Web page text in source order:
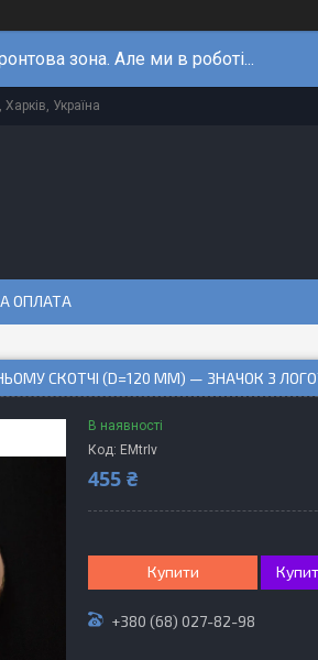
зона. Але ми в роботі...
Україна
ОПЛАТА
СКОТЧІ (D=120 ММ) — ЗНАЧОК З
В наявності
Код: EMtrIv
455 ₴
Купити
+380 (68) 027-82-98